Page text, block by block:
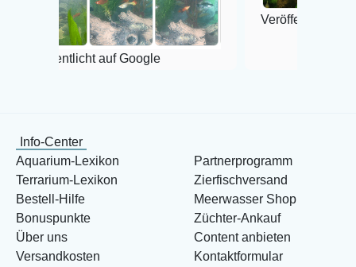
auf Google
Veröffentlicht auf Google
Info-Center
Aquarium-Lexikon
Terrarium-Lexikon
Bestell-Hilfe
Bonuspunkte
Über uns
Versandkosten
Partnerprogramm
Zierfischversand
Meerwasser Shop
Züchter-Ankauf
Content anbieten
Kontaktformular